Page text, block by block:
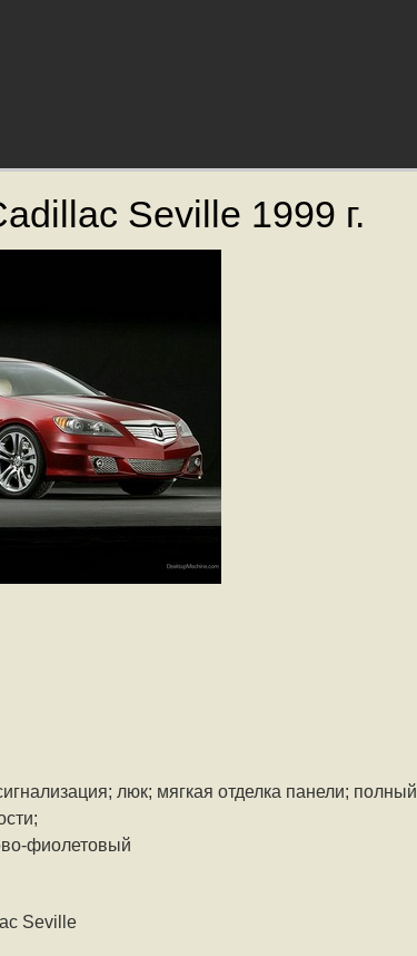
Seville 1999 г.
люк; мягкая отделка панели; полный
фиолетовый
Seville